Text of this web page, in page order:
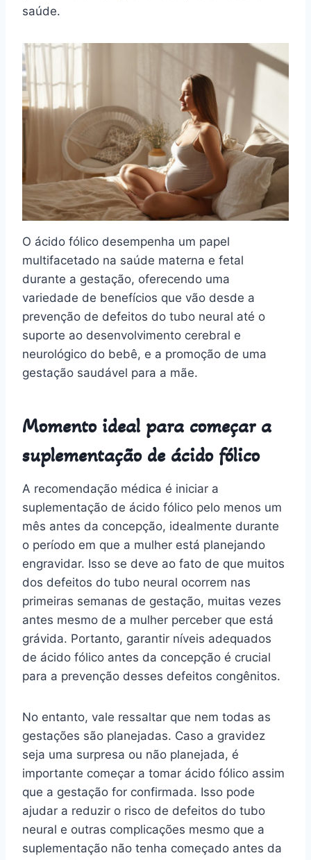
saúde.
O ácido fólico desempenha um papel
multifacetado na saúde materna e fetal
durante a gestação, oferecendo uma
variedade de benefícios que vão desde a
prevenção de defeitos do tubo neural até o
suporte ao desenvolvimento cerebral e
neurológico do bebê, e a promoção de uma
gestação saudável para a mãe.
Momento ideal para começar a
suplementação de ácido fólico
A recomendação médica é iniciar a
suplementação de ácido fólico pelo menos um
mês antes da concepção, idealmente durante
o período em que a mulher está planejando
engravidar. Isso se deve ao fato de que muitos
dos defeitos do tubo neural ocorrem nas
primeiras semanas de gestação, muitas vezes
antes mesmo de a mulher perceber que está
grávida. Portanto, garantir níveis adequados
de ácido fólico antes da concepção é crucial
para a prevenção desses defeitos congênitos.
No entanto, vale ressaltar que nem todas as
gestações são planejadas. Caso a gravidez
seja uma surpresa ou não planejada, é
importante começar a tomar ácido fólico assim
que a gestação for confirmada. Isso pode
ajudar a reduzir o risco de defeitos do tubo
neural e outras complicações mesmo que a
suplementação não tenha começado antes da